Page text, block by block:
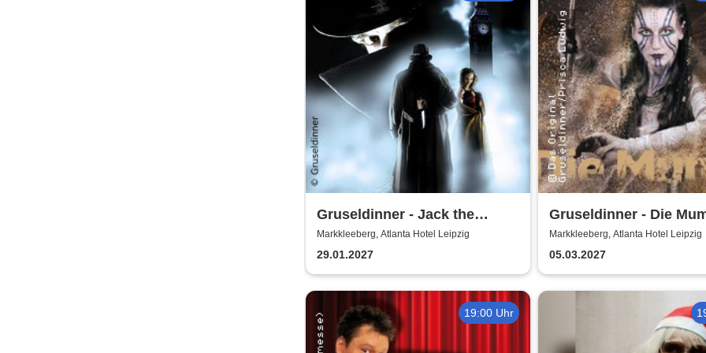
Gruseldinner - Jack the
Ripper
Markkleeberg, Atlanta Hotel Leipzig
29.01.2027
Gruseldinner - Die
Markkleeberg, Atlanta Hotel Leipzig
05.03.2027
19:00 Uhr